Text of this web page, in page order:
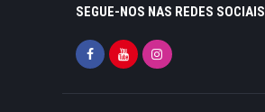
SEGUE-NOS NAS REDES SOCIAIS